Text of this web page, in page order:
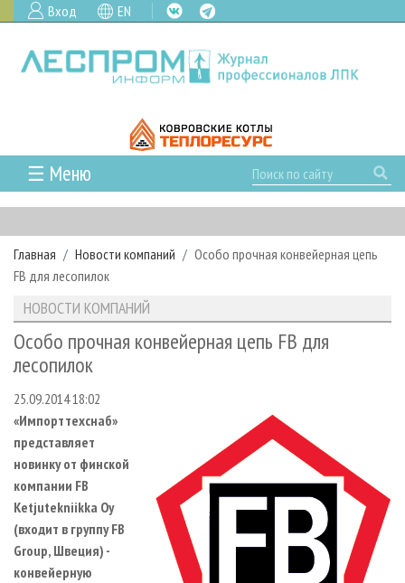
Вход EN
☰ Меню
ГЛАВНАЯ
РУБРИКИ И ТЕМЫ
РУБРИКИ ЖУРНАЛА
ЛЕСНОЕ ХОЗЯЙСТВО
ЛЕСОЗАГОТОВКА
ЛЕСОПИЛЕНИЕ
СУШКА ДРЕВЕСИНЫ
ПРОИЗВОДСТВО ДРЕВЕСНЫХ ПЛИТ
ДЕРЕВЯННОЕ ДОМОСТРОЕНИЕ
ПРОИЗВОДСТВО МЕБЕЛИ
БИОЭНЕРГЕТИКА
ЦБП
НОВОСТИ
КАЛЕНДАРЬ СОБЫТИЙ
НОВОСТИ ЛПК
НОВОСТИ ЖУРНАЛА
ПРОЕКТЫ ЛПИ
АНАЛИТИКА
ПРЕДПРИЯТИЯ ЛПК
ПЕРСОНЫ
МОБИЛЬНЫЕ ВЫСТАВКИ
ОФИЦИАЛЬНЫЕ ДЕЛЕГАЦИИ
ПРИОРИТЕТНЫЕ ИНВЕСТПРОЕКТЫ
RUSSIAN FORESTRY REVIEW
ГАЗЕТА ЛЕСПРОМФОРУМ
АРХИВ
АРХИВ ЖУРНАЛОВ
О ЖУРНАЛЕ
ПОДПИСКА
КОНТАКТЫ
РЕКЛАМОДАТЕЛЯМ
РЕКЛАМА
РЕКЛАМА НА САЙТЕ
Главная Новости компаний
Особо прочная конвейерная цепь
FB для лесопилок
НОВОСТИ КОМПАНИЙ
Особо прочная конвейерная цепь FB для
лесопилок
25.09.2014 18:02
«Импорттехснаб»
представляет
новинку от финской
компании FB
Ketjutekniikka Oy
(входит в группу FB
Group, Швеция) -
конвейерную